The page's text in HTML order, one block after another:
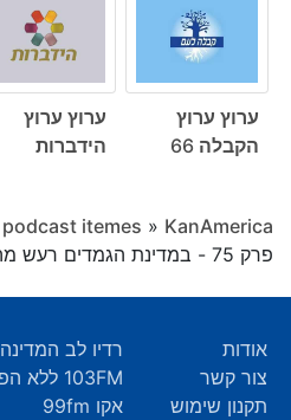
ערוץ ערוץ
הקבלה 66
ערוץ ערוץ
הידברות
podcast itemes » KanAmerica
פרק 75 - במדינת הגמדים רעש מהומה
אודות
צור קשר
תקנון שימוש
רדיו לב המדינה
103FM ללא הפסקה
אקו 99fm